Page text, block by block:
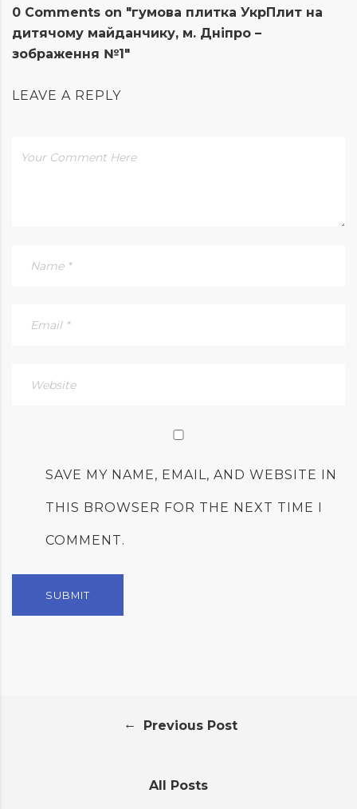
0 Comments on "гумова плитка УкрПлит на
дитячому майданчику, м. Дніпро –
зображення №1"
LEAVE A REPLY
SAVE MY NAME, EMAIL, AND WEBSITE IN
THIS BROWSER FOR THE NEXT TIME I
COMMENT.
← Previous Post
All Posts